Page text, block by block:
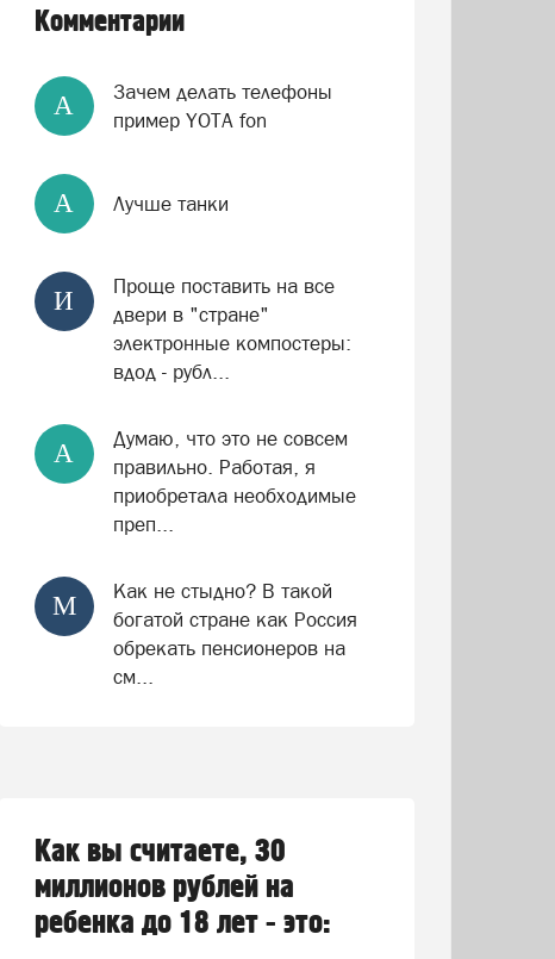
Комментарии
А
Зачем делать телефоны
пример YOTA fon
А Лучше танки
И
Проще поставить на все
двери в "стране"
электронные компостеры:
вдод - рубл...
А
Думаю, что это не совсем
правильно. Работая, я
приобретала необходимые
преп...
М
Как не стыдно? В такой
богатой стране как Россия
обрекать пенсионеров на
см...
Как вы считаете, 30
миллионов рублей на
ребенка до 18 лет - это: